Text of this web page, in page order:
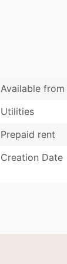
Available from
Utilities
Prepaid rent
Creation Date